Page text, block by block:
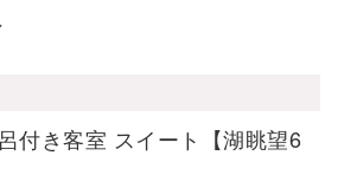
付き客室 スイート【湖眺望6